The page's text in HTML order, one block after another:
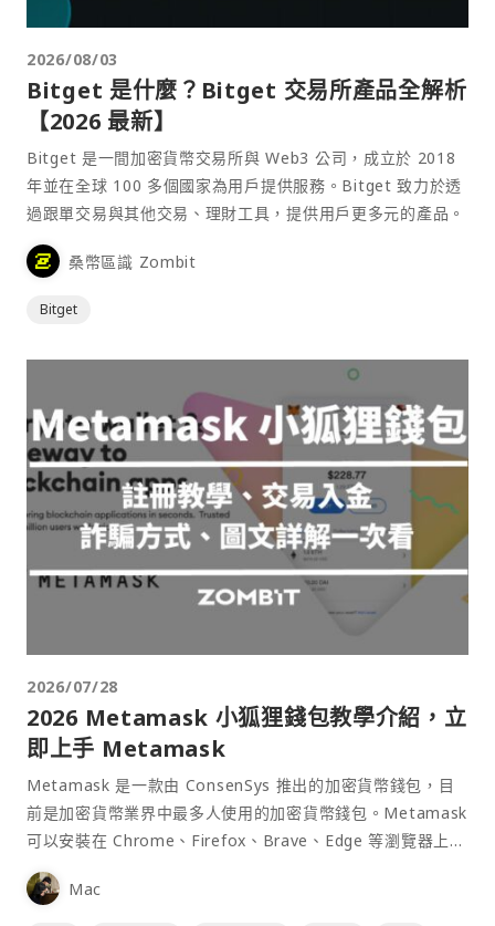
2026/08/03
Bitget 是什麼？Bitget 交易所產品全解析
【2026 最新】
Bitget 是一間加密貨幣交易所與 Web3 公司，成立於 2018
年並在全球 100 多個國家為用戶提供服務。Bitget 致力於透
過跟單交易與其他交易、理財工具，提供用戶更多元的產品。
桑幣區識 Zombit
Bitget
2026/07/28
2026 Metamask 小狐狸錢包教學介紹，立
即上手 Metamask
Metamask 是一款由 ConsenSys 推出的加密貨幣錢包，目
前是加密貨幣業界中最多人使用的加密貨幣錢包。Metamask
可以安裝在 Chrome、Firefox、Brave、Edge 等瀏覽器上作
為插件使用，具備許多功能且使用上非常方便。
Mac